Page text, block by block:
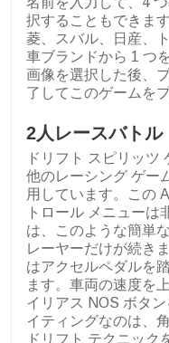
択することもできま
菱、スバル、日産、
車ブランドから 1 つ
画像を選択した後、
了してこのゲームを
2人レースバトル
ドリフト スピリッツ
他のレーシング ゲー
用しています。この
トロール メニューは
は、このような簡単
レーヤーだけが続き
はアクセルペダルを
ます。車両の速度を
イリアス NOS ボタ
イティングなのは、
ドリフト テクニック